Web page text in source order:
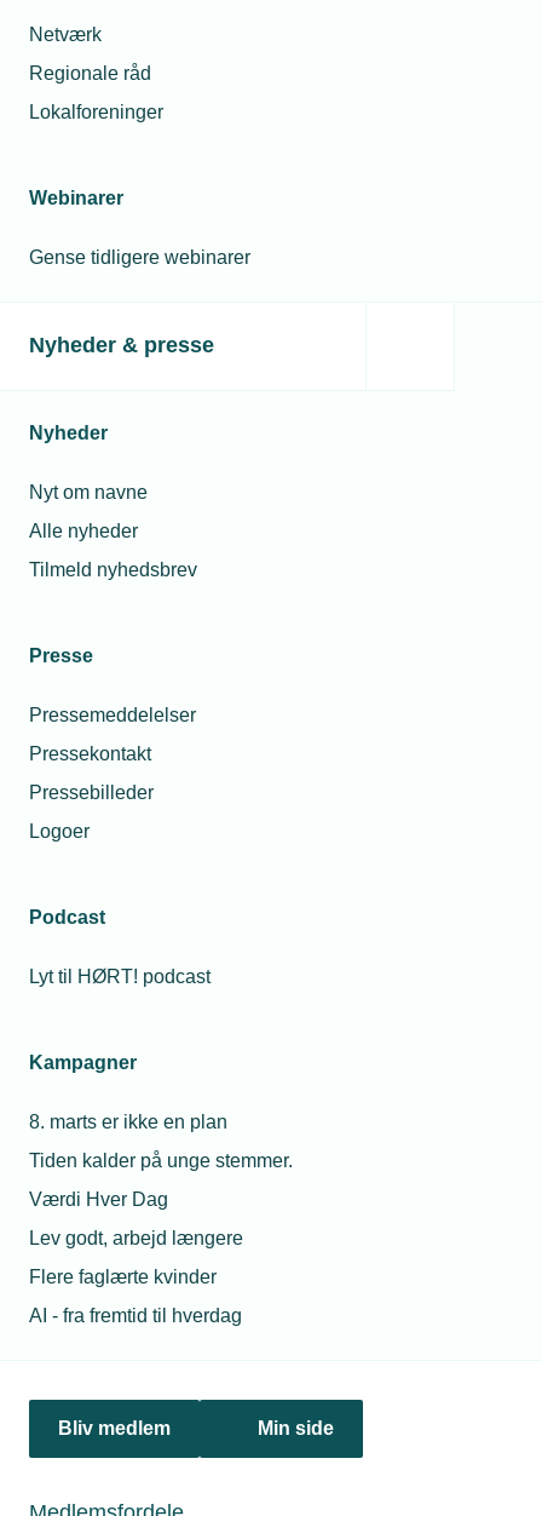
Netværk
Regionale råd
Lokalforeninger
Webinarer
Gense tidligere webinarer
Nyheder & presse
Nyheder
Nyt om navne
Alle nyheder
Tilmeld nyhedsbrev
Presse
Pressemeddelelser
Pressekontakt
Pressebilleder
Logoer
Podcast
Lyt til HØRT! podcast
Kampagner
8. marts er ikke en plan
Tiden kalder på unge stemmer.
Værdi Hver Dag
Lev godt, arbejd længere
Flere faglærte kvinder
AI - fra fremtid til hverdag
Bliv medlem Min side
Politik & analyse
jura@tekniq.dk
tekniq@tekniq.dk